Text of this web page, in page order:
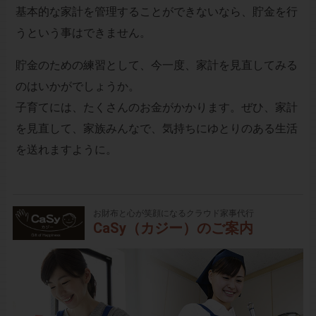
基本的な家計を管理することができないなら、貯金を行
うという事はできません。
貯金のための練習として、今一度、家計を見直してみる
のはいかがでしょうか。
子育てには、たくさんのお金がかかります。ぜひ、家計
を見直して、家族みんなで、気持ちにゆとりのある生活
を送れますように。
お財布と心が笑顔になるクラウド家事代行
CaSy（カジー）のご案内